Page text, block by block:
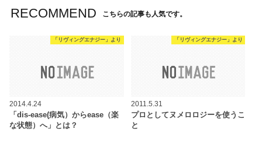
RECOMMEND こちらの記事も人気です。
「リヴィングエナジー」より
2014.4.24
「dis-ease(病気）からease（楽
な状態）へ」とは？
「リヴィングエナジー」より
2011.5.31
プロとしてヌメロロジーを使うこ
と